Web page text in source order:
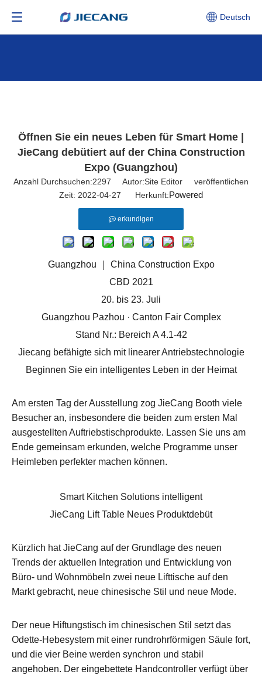
Deutsch
Öffnen Sie ein neues Leben für Smart Home |
JieCang debütiert auf der China Construction
Expo (Guangzhou)
Anzahl Durchsuchen:2297 Autor:Site Editor veröffentlichen
Zeit: 2022-04-27 Herkunft:Powered
erkundigen
Guangzhou ｜ China Construction Expo
CBD 2021
20. bis 23. Juli
Guangzhou Pazhou · Canton Fair Complex
Stand Nr.: Bereich A 4.1-42
Jiecang befähigte sich mit linearer Antriebstechnologie
Beginnen Sie ein intelligentes Leben in der Heimat
Am ersten Tag der Ausstellung zog JieCang Booth viele
Besucher an, insbesondere die beiden zum ersten Mal
ausgestellten Auftriebstischprodukte. Lassen Sie uns am
Ende gemeinsam erkunden, welche Programme unser
Heimleben perfekter machen können.
Smart Kitchen Solutions intelligent
JieCang Lift Table Neues Produktdebüt
Kürzlich hat JieCang auf der Grundlage des neuen
Trends der aktuellen Integration und Entwicklung von
Büro- und Wohnmöbeln zwei neue Lifttische auf den
Markt gebracht, neue chinesische Stil und neue Mode.
Der neue Hiftungstisch im chinesischen Stil setzt das
Odette-Hebesystem mit einer rundrohrförmigen Säule fort,
und die vier Beine werden synchron und stabil
angehoben. Der eingebettete Handcontroller verfügt über